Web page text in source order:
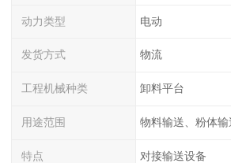
动力类型 电动
发货方式 物流
工程机械种类 卸料平台
用途范围 物料输送、粉体输
特点 对接输送设备